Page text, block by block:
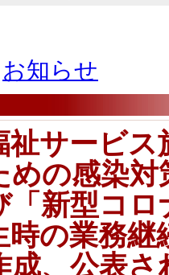
お知らせ
祉サービ
めの感染
「新型コ
時の業務継
成、公表